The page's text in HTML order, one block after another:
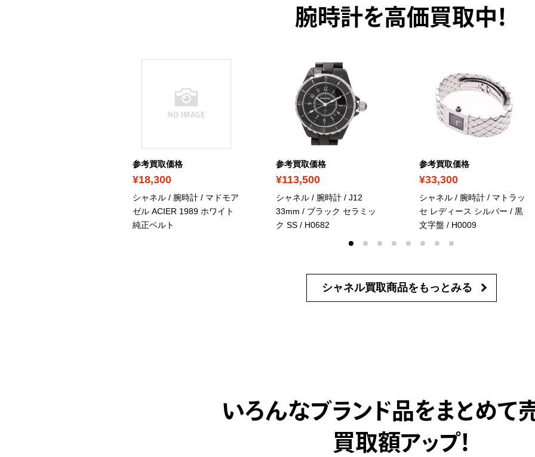
腕時計を高価買取中！
参考買取価格
¥18,300
シャネル / 腕時計 / マドモア
ゼル ACIER 1989 ホワイト
純正ベルト
参考買取価格
¥113,500
シャネル / 腕時計 / J12
33mm / ブラック セラミッ
ク SS / H0682
参考買取価格
¥33,300
シャネル / 腕時計 / マトラッ
セ レディース シルバー / 黒
文字盤 / H0009
シャネル買取商品を もっとみる
いろんなブランド品をまとめて
買取額アップ！